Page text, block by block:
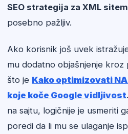
SEO strategija za XML
posebno pažljiv.
Ako korisnik još uvek
mu dodatno objašnjenje kroz
što je Kako optimizovati
koje koče Google vidljivost
na sajtu, logičnije je usmeriti
poredi da li mu se ulaganje